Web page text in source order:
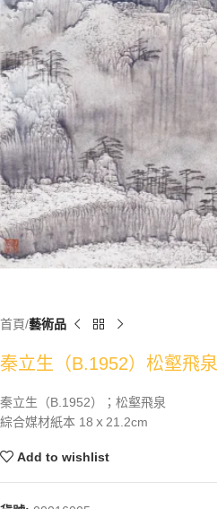
首頁 藝術品
秦立生（B.1952）松壑飛泉
秦立生（B.1952）；松壑飛泉
綜合媒材紙本 18ｘ21.2cm
Add to wishlist